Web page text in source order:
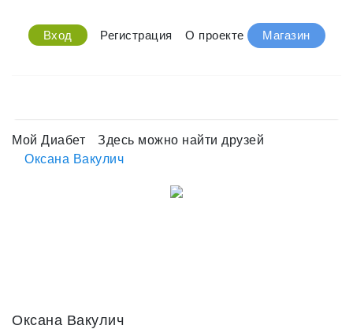
Вход Регистрация О проекте Магазин
Мой Диабет
Здесь можно найти друзей
Оксана Вакулич
Оксана Вакулич